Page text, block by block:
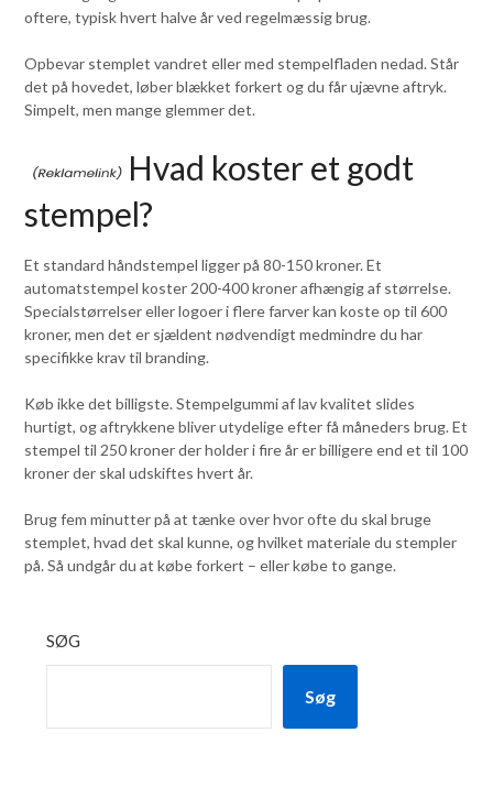
oftere, typisk hvert halve år ved regelmæssig brug.
Opbevar stemplet vandret eller med stempelfladen nedad. Står
det på hovedet, løber blækket forkert og du får ujævne aftryk.
Simpelt, men mange glemmer det.
Hvad koster et godt
stempel?
Et standard håndstempel ligger på 80-150 kroner. Et
automatstempel koster 200-400 kroner afhængig af størrelse.
Specialstørrelser eller logoer i flere farver kan koste op til 600
kroner, men det er sjældent nødvendigt medmindre du har
specifikke krav til branding.
Køb ikke det billigste. Stempelgummi af lav kvalitet slides
hurtigt, og aftrykkene bliver utydelige efter få måneders brug. Et
stempel til 250 kroner der holder i fire år er billigere end et til 100
kroner der skal udskiftes hvert år.
Brug fem minutter på at tænke over hvor ofte du skal bruge
stemplet, hvad det skal kunne, og hvilket materiale du stempler
på. Så undgår du at købe forkert – eller købe to gange.
SØG
Søg